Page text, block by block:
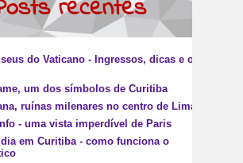
recentes
do Vaticano - Ingressos, dicas e o
um dos símbolos de Curitiba
ruínas milenares no centro de Lima
- uma vista imperdível de Paris
dia em Curitiba - como funciona o